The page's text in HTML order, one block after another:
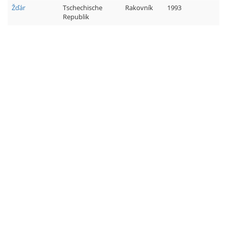
Žďár
Tschechische
Republik
Rakovník 1993